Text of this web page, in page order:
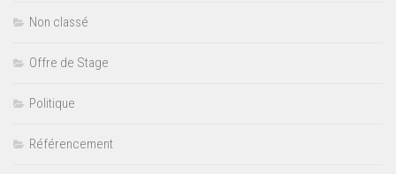
Non classé
Offre de Stage
Politique
Référencement